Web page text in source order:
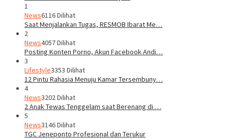
1
News6116 Dilihat
Saat Menjalankan Tugas, RESMOB Ibarat Me…
2
News4057 Dilihat
Posting Konten Porno, Akun Facebook Andi…
3
Lifestyle3353 Dilihat
12 Pintu Rahasia Menuju Kamar Tersembuny…
4
News3202 Dilihat
2 Anak Tewas Tenggelam saat Berenang di …
5
News3146 Dilihat
TGC Jeneponto Profesional dan Terukur